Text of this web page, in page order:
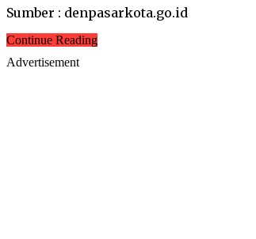
Sumber : denpasarkota.go.id
Continue Reading
Advertisement